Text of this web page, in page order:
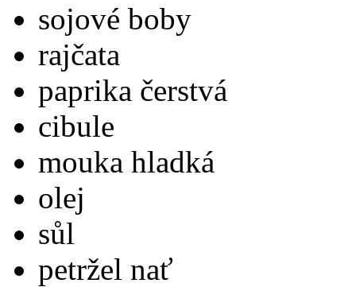
sojové boby
rajčata
paprika čerstvá
cibule
mouka hladká
olej
sůl
petržel nať